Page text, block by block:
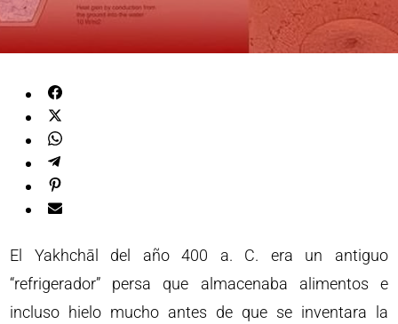
El Yakhchāl del año 400 a. C. era un antiguo
“refrigerador” persa que almacenaba alimentos e
incluso hielo mucho antes de que se inventara la